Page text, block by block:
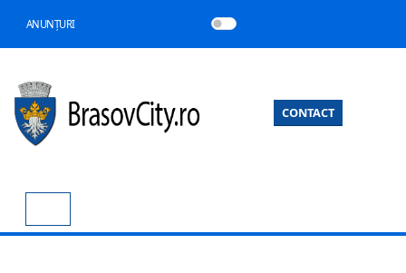
ANUNȚURI
CONTACT